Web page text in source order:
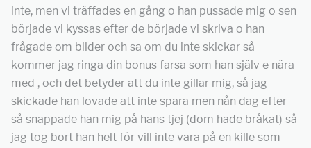
inte, men vi träffades en gång o han pussade mig o sen
började vi kyssas efter de började vi skriva o han
frågade om bilder och sa om du inte skickar så
kommer jag ringa din bonus farsa som han själv e nära
med , och det betyder att du inte gillar mig, så jag
skickade han lovade att inte spara men nån dag efter
så snappade han mig på hans tjej (dom hade bråkat) så
jag tog bort han helt för vill inte vara på en kille som